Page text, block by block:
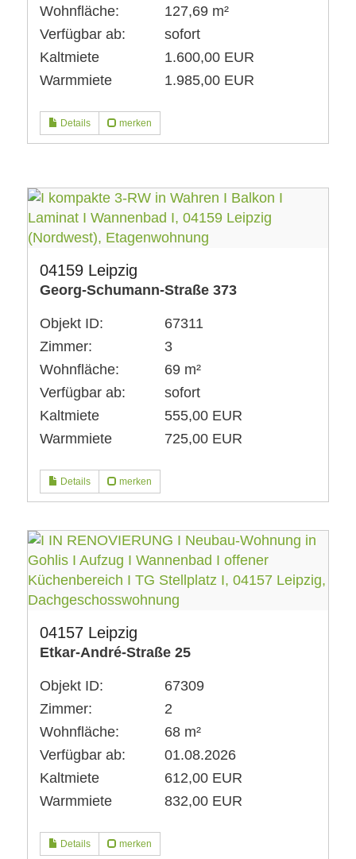
Wohnfläche:
127,69 m²
Verfügbar ab:
sofort
Kaltmiete
1.600,00 EUR
Warmmiete
1.985,00 EUR
Details merken
04159 Leipzig
Georg-Schumann-Straße 373
Objekt ID:
67311
Zimmer:
3
Wohnfläche:
69 m²
Verfügbar ab:
sofort
Kaltmiete
555,00 EUR
Warmmiete
725,00 EUR
Details merken
04157 Leipzig
Etkar-André-Straße 25
Objekt ID:
67309
Zimmer:
2
Wohnfläche:
68 m²
Verfügbar ab:
01.08.2026
Kaltmiete
612,00 EUR
Warmmiete
832,00 EUR
Details merken